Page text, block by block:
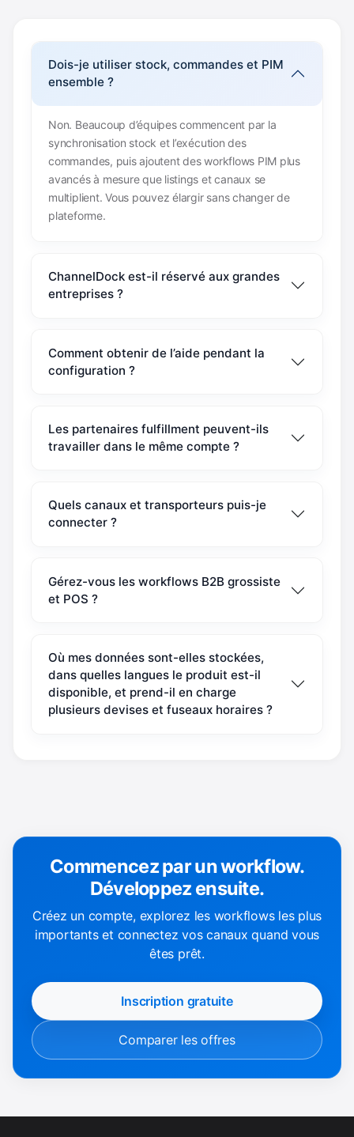
Dois-je utiliser stock, commandes et PIM
ensemble ?
Non. Beaucoup d’équipes commencent par la
synchronisation stock et l’exécution des
commandes, puis ajoutent des workflows PIM plus
avancés à mesure que listings et canaux se
multiplient. Vous pouvez élargir sans changer de
plateforme.
ChannelDock est-il réservé aux grandes
entreprises ?
Comment obtenir de l’aide pendant la
configuration ?
Les partenaires fulfillment peuvent-ils
travailler dans le même compte ?
Quels canaux et transporteurs puis-je
connecter ?
Gérez-vous les workflows B2B grossiste
et POS ?
Où mes données sont-elles stockées,
dans quelles langues le produit est-il
disponible, et prend-il en charge
plusieurs devises et fuseaux horaires ?
Commencez par un workflow.
Développez ensuite.
Créez un compte, explorez les workflows les plus
importants et connectez vos canaux quand vous
êtes prêt.
Inscription gratuite
Comparer les offres